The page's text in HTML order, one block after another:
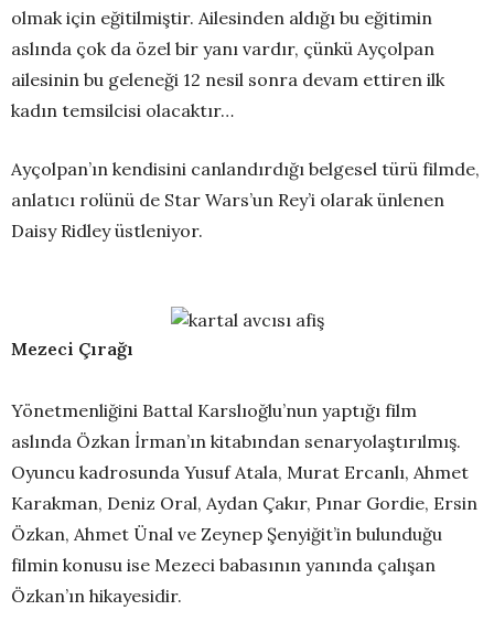
olmak için eğitilmiştir. Ailesinden aldığı bu eğitimin
aslında çok da özel bir yanı vardır, çünkü Ayçolpan
ailesinin bu geleneği 12 nesil sonra devam ettiren ilk
kadın temsilcisi olacaktır…
Ayçolpan’ın kendisini canlandırdığı belgesel türü filmde,
anlatıcı rolünü de Star Wars’un Rey’i olarak ünlenen
Daisy Ridley üstleniyor.
Mezeci Çırağı
Yönetmenliğini Battal Karslıoğlu’nun yaptığı film
aslında Özkan İrman’ın kitabından senaryolaştırılmış.
Oyuncu kadrosunda Yusuf Atala, Murat Ercanlı, Ahmet
Karakman, Deniz Oral, Aydan Çakır, Pınar Gordie, Ersin
Özkan, Ahmet Ünal ve Zeynep Şenyiğit’in bulunduğu
filmin konusu ise Mezeci babasının yanında çalışan
Özkan’ın hikayesidir.